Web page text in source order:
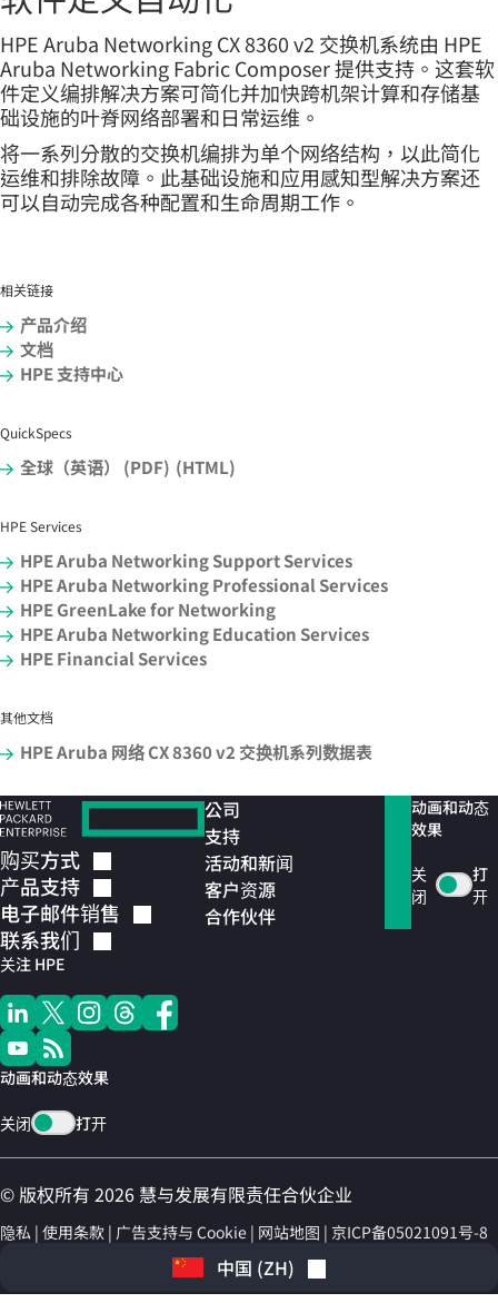
HPE Aruba Networking CX 8360 v2 交换机系统由 HPE
Aruba Networking Fabric Composer 提供支持。这套软
件定义编排解决方案可简化并加快跨机架计算和存储基
础设施的叶脊网络部署和日常运维。
将一系列分散的交换机编排为单个网络结构，以此简化
运维和排除故障。此基础设施和应用感知型解决方案还
可以自动完成各种配置和生命周期工作。
相关链接
产品介绍
文档
HPE 支持中心
QuickSpecs
全球（英语） (PDF) (HTML)
HPE Services
HPE Aruba Networking Support Services
HPE Aruba Networking Professional Services
HPE GreenLake for Networking
HPE Aruba Networking Education Services
HPE Financial Services
其他文档
HPE Aruba 网络 CX 8360 v2 交换机系列数据表
购买方式
产品支持
电子邮件销售
联系我们
关注 HPE
动画和动态效果
关闭 打开
公司
支持
活动和新闻
客户资源
合作伙伴
动画和动态
效果
关
闭
打
开
© 版权所有 2026 慧与发展有限责任合伙企业
隐私 使用条款 广告支持与 Cookie 网站地图 京ICP备05021091号-8
中国 (ZH)